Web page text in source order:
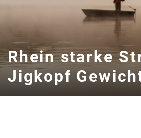
Rhein starke
Jigkopf